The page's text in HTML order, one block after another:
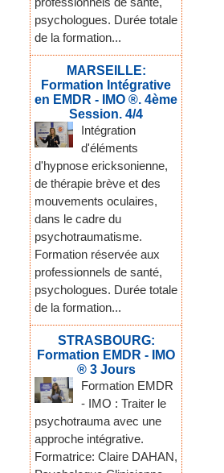
psychologues. Durée totale
de la formation...
MARSEILLE:
Formation Intégrative
en EMDR - IMO ®. 4ème
Session. 4/4
Intégration
d'éléments
d'hypnose ericksonienne,
de thérapie brève et des
mouvements oculaires,
dans le cadre du
psychotraumatisme.
Formation réservée aux
professionnels de santé,
psychologues. Durée totale
de la formation...
STRASBOURG:
Formation EMDR - IMO
® 3 Jours
Formation EMDR
- IMO : Traiter le
psychotrauma avec une
approche intégrative.
Formatrice: Claire DAHAN,